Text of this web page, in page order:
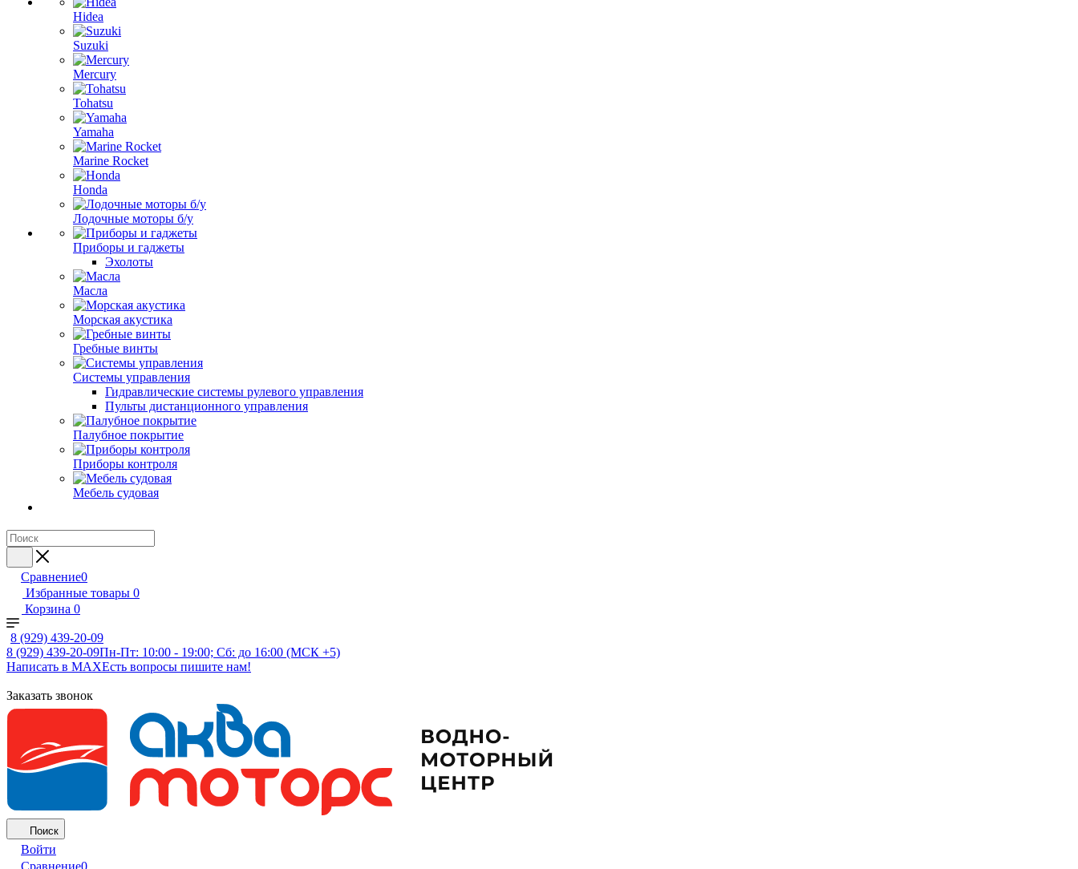
Hidea
Suzuki
Mercury
Tohatsu
Yamaha
Marine Rocket
Honda
Лодочные моторы б/у
Приборы и гаджеты
Эхолоты
Масла
Морская акустика
Гребные винты
Системы управления
Гидравлические системы рулевого управления
Пульты дистанционного управления
Палубное покрытие
Приборы контроля
Мебель судовая
Сравнение0
Избранные товары 0
Корзина 0
8 (929) 439-20-09
8 (929) 439-20-09Пн-Пт: 10:00 - 19:00; Сб: до 16:00 (МСК +5)
Написать в MAXЕсть вопросы пишите нам!
Заказать звонок
Поиск
Войти
Сравнение0